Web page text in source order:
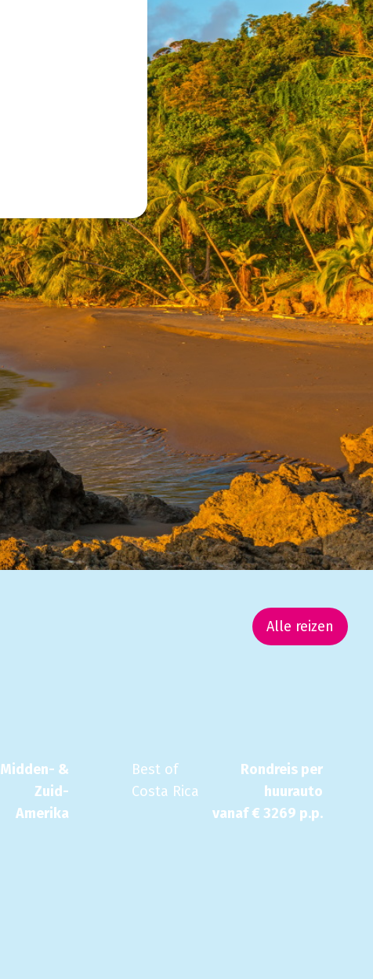
Alle reizen
Midden- &
Zuid-
Amerika
Best of
Costa Rica
Rondreis per
huurauto
vanaf € 3269 p.p.